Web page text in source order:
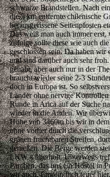
schwarze Brandstellen. Nach
die 5 km entfernte chilenische
herausgerissene Seitenpfosten
Das weiß man auch immer erst,
zufolge sollte diese wie auch
geschlossen sein. Da haben
und sind darüber auch sehr
gehabt, aber auch nur in der
braucht wieder seine 2-3
doch in Europa ist. So
Länder ohne nervige
Runde in Arica auf der Suche
wieder in die Anden. Wir
Höhe von 3460m bis wir in
ohne vorher durch die
grünen fruchtbaren Streifen,
genießen. Die Berge werden
LKW´s überholt. Unterwegs
Pärchen, das uns ein Hostel in
wir auch. Empfindlich teuer